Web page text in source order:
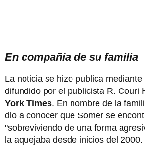
En compañía de su familia
La noticia se hizo publica
difundido por el publicista R. Couri
York Times. En nombre de la
dio a conocer que Somer se
"sobreviviendo de una forma
la aquejaba desde inicios del 2000.